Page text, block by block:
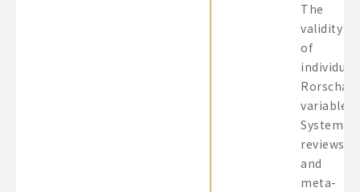
The
validity
of
individual
variables:
reviews
and
meta-